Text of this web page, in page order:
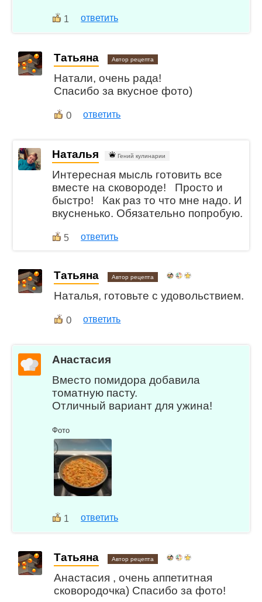
1 ответить
Татьяна Автор рецепта
Натали, очень рада!
Спасибо за вкусное фото)
0 ответить
Наталья Гений кулинарии
Интересная мысль готовить все
вместе на сковороде! Просто и
быстро! Как раз то что мне надо. И
вкусненько. Обязательно попробую.
5 ответить
Татьяна Автор рецепта
Наталья, готовьте с удовольствием.
0 ответить
Анастасия
Вместо помидора добавила
томатную пасту.
Отличный вариант для ужина!
Фото
1 ответить
Татьяна Автор рецепта
Анастасия , очень аппетитная
сковородочка) Спасибо за фото!